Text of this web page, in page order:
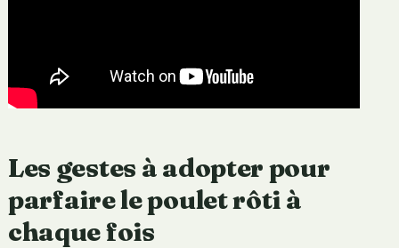
Les gestes à adopter pour
parfaire le poulet rôti à
chaque fois